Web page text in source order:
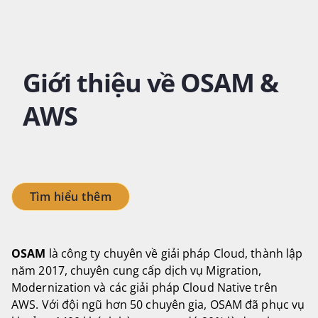
Giới thiệu về OSAM &
AWS
Tìm hiểu thêm
OSAM là công ty chuyên về giải pháp Cloud, thành lập
năm 2017, chuyên cung cấp dịch vụ Migration,
Modernization và các giải pháp Cloud Native trên
AWS. Với đội ngũ hơn 50 chuyên gia, OSAM đã phục vụ